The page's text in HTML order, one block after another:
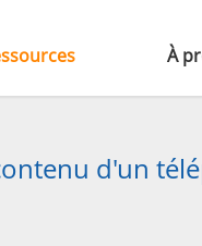
À
d'un